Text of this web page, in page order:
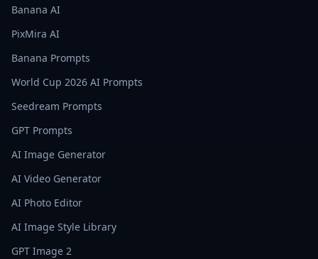
Banana AI
PixMira AI
Banana Prompts
World Cup 2026 AI Prompts
Seedream Prompts
GPT Prompts
AI Image Generator
AI Video Generator
AI Photo Editor
AI Image Style Library
GPT Image 2